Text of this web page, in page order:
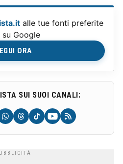
alle tue fonti preferite
su Google
ORA
SUI SUOI CANALI: